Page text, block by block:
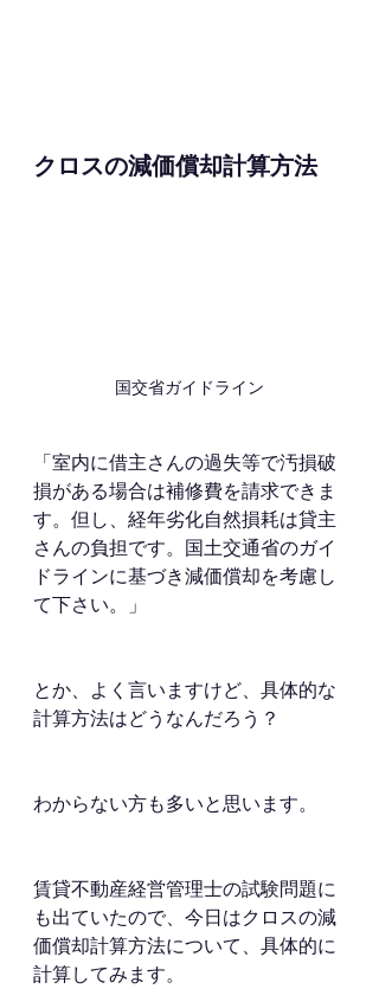
クロスの減価償却計算方法
国交省ガイドライン
「室内に借主さんの過失等で汚損破
損がある場合は補修費を請求できま
す。但し、経年劣化自然損耗は貸主
さんの負担です。国土交通省のガイ
ドラインに基づき減価償却を考慮し
て下さい。」
とか、よく言いますけど、具体的な
計算方法はどうなんだろう？
わからない方も多いと思います。
賃貸不動産経営管理士の試験問題に
も出ていたので、今日はクロスの減
価償却計算方法について、具体的に
計算してみます。